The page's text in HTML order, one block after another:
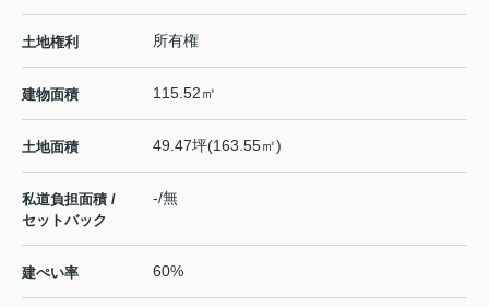
土地権利 所有権
建物面積 115.52㎡
土地面積 49.47坪(163.55㎡)
私道負担面積 /
セットバック
-/無
建ぺい率 60%